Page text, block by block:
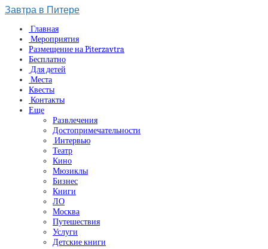
Завтра в Питере
Главная
Мероприятия
Размещение на Piterzavtra
Бесплатно
Для детей
Места
Квесты
Контакты
Еще
Развлечения
Достопримечательности
Интервью
Театр
Кино
Мюзиклы
Бизнес
Книги
ЛО
Москва
Путешествия
Услуги
Детские книги